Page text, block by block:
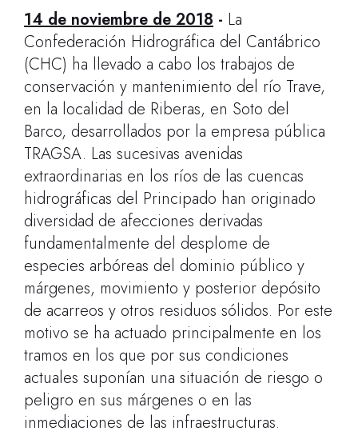
14 de noviembre de 2018 - La
Confederación Hidrográfica del Cantábrico
(CHC) ha llevado a cabo los trabajos de
conservación y mantenimiento del río Trave,
en la localidad de Riberas, en Soto del
Barco, desarrollados por la empresa pública
TRAGSA. Las sucesivas avenidas
extraordinarias en los ríos de las cuencas
hidrográficas del Principado han originado
diversidad de afecciones derivadas
fundamentalmente del desplome de
especies arbóreas del dominio público y
márgenes, movimiento y posterior depósito
de acarreos y otros residuos sólidos. Por este
motivo se ha actuado principalmente en los
tramos en los que por sus condiciones
actuales suponían una situación de riesgo o
peligro en sus márgenes o en las
inmediaciones de las infraestructuras.